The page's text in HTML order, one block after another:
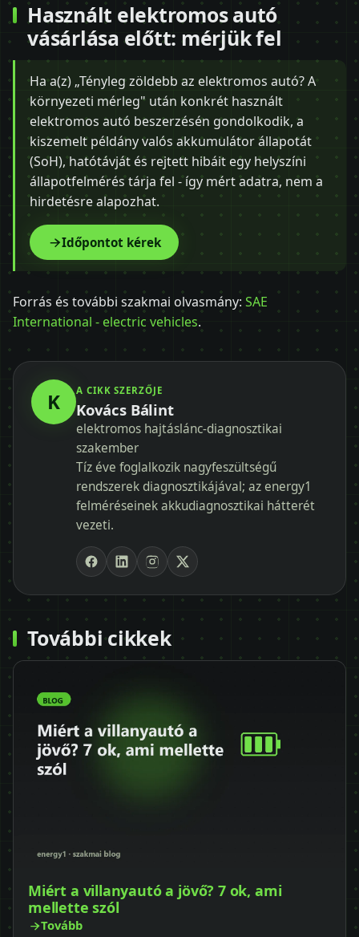
Használt elektromos autó
vásárlása előtt: mérjük fel
Ha a(z) „Tényleg zöldebb az elektromos autó? A
környezeti mérleg" után konkrét használt
elektromos autó beszerzésén gondolkodik, a
kiszemelt példány valós akkumulátor állapotát
(SoH), hatótávját és rejtett hibáit egy helyszíni
állapotfelmérés tárja fel - így mért adatra, nem a
hirdetésre alapozhat.
Időpontot kérek
Forrás és további szakmai olvasmány: SAE
International - electric vehicles.
K A CIKK SZERZŐJE
Kovács Bálint
elektromos hajtáslánc-diagnosztikai
szakember
Tíz éve foglalkozik nagyfeszültségű
rendszerek diagnosztikájával; az energy1
felméréseinek akkudiagnosztikai hátterét
vezeti.
További cikkek
Miért a villanyautó a jövő? 7 ok, ami
mellette szól
Tovább